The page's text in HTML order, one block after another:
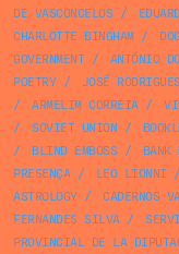
DE VASCONCELOS /
CHARLOTTE BINGHAM/
GOVERNMENT/ ANTÓNIO
POETRY/ JOSÉ RODRIGUES
/
ARMELIM CORREIA/
/
SOVIET UNION /
/
BLIND EMBOSS / BANK
PRESENÇA/ LEO LIONNI /
ASTROLOGY/ CADERNOS
FERNANDES SILVA/
PROVINCIAL DE LA